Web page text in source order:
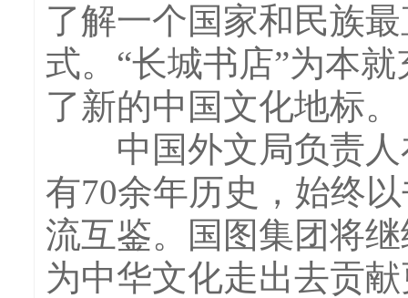
了解一个国家和民族
式。“长城书店”为本
了新的中国文化地标。
中国外文局负责人
有70余年历史，始终
流互鉴。国图集团将
为中华文化走出去贡